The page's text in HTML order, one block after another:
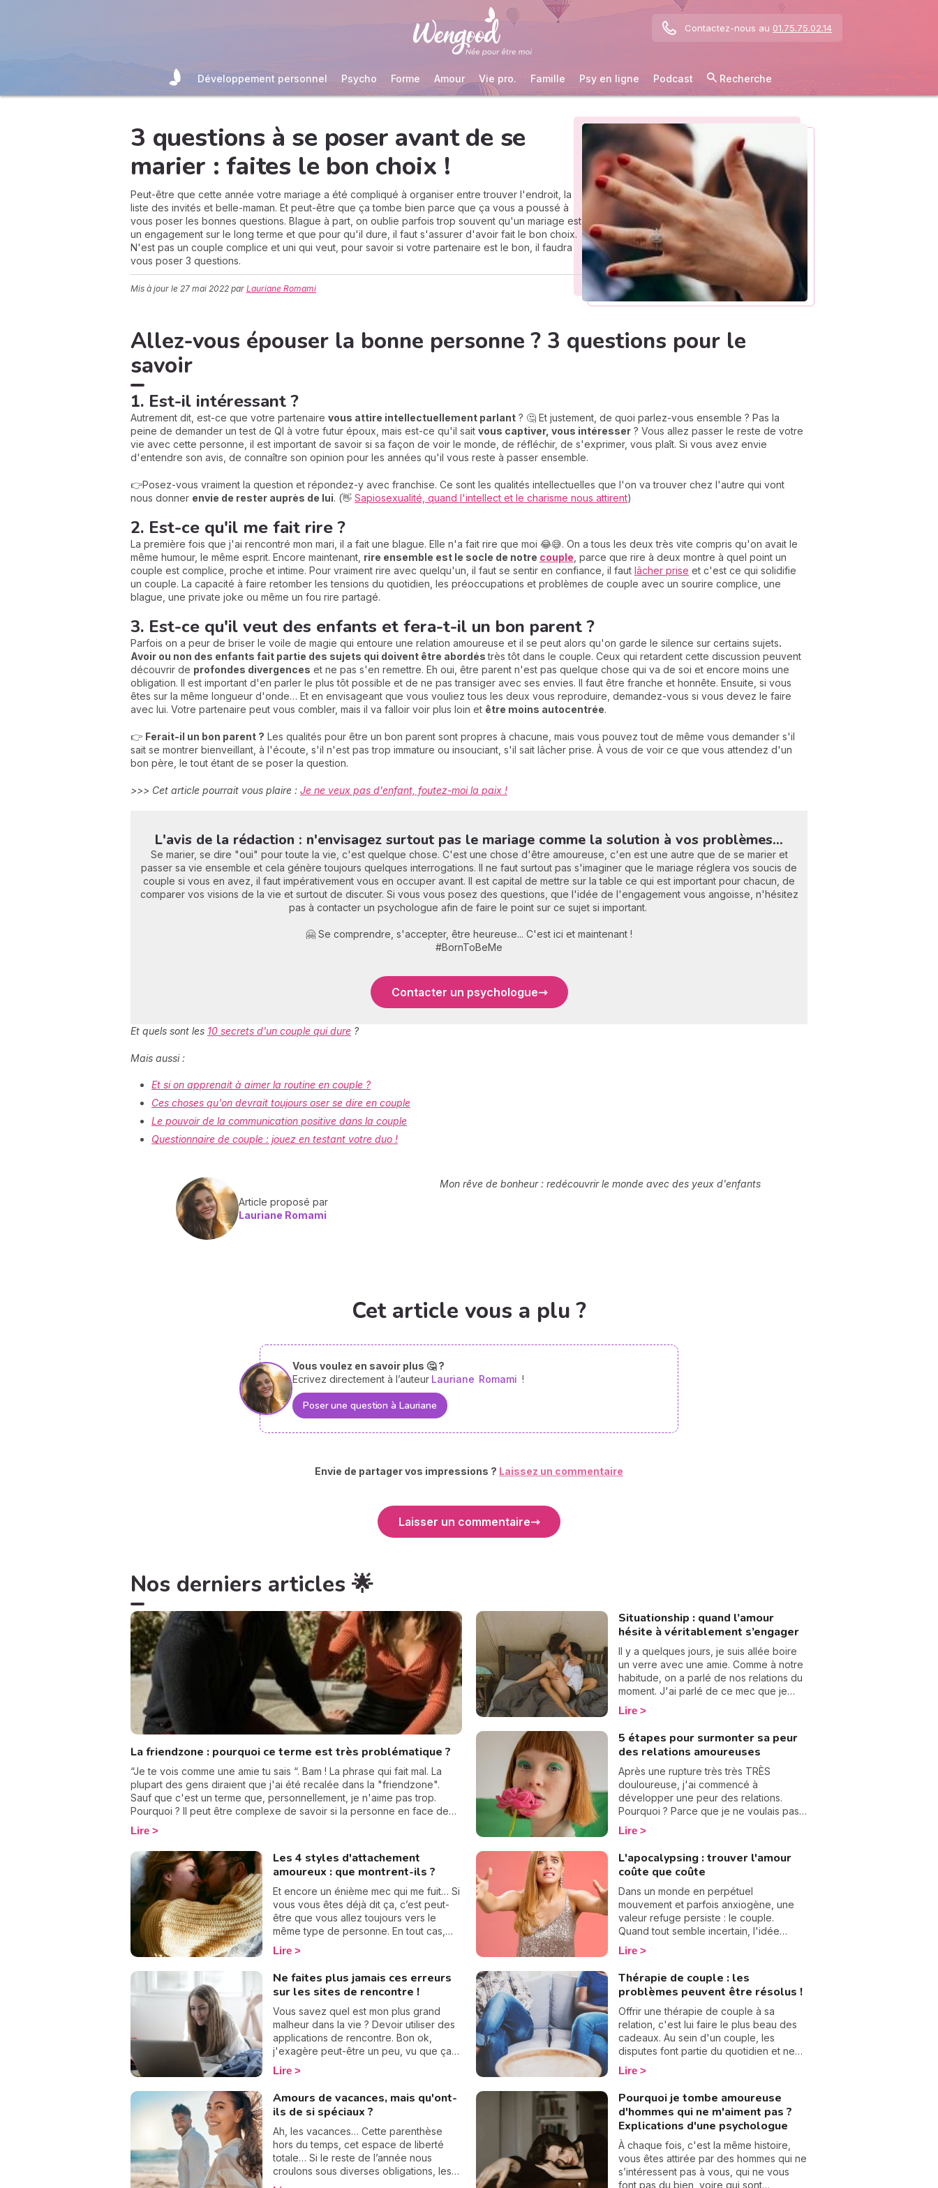
Contactez-nous au 01.75.75.02.14
Développement personnel Psycho Forme Amour Vie pro. Famille Psy en ligne Podcast Recherche
3 questions à se poser avant de se
marier : faites le bon choix !
Peut-être que cette année votre mariage a été compliqué à organiser entre trouver l'endroit, la
liste des invités et belle-maman. Et peut-être que ça tombe bien parce que ça vous a poussé à
vous poser les bonnes questions. Blague à part, on oublie parfois trop souvent qu'un mariage est
un engagement sur le long terme et que pour qu'il dure, il faut s'assurer d'avoir fait le bon choix.
N'est pas un couple complice et uni qui veut, pour savoir si votre partenaire est le bon, il faudra
vous poser 3 questions.
Mis à jour le 27 mai 2022 par Lauriane Romami
Allez-vous épouser la bonne personne ? 3 questions pour le
savoir
1. Est-il intéressant ?
Autrement dit, est-ce que votre partenaire vous attire intellectuellement parlant ? 🤔 Et justement, de quoi parlez-vous ensemble ? Pas la
peine de demander un test de QI à votre futur époux, mais est-ce qu'il sait vous captiver, vous intéresser ? Vous allez passer le reste de votre
vie avec cette personne, il est important de savoir si sa façon de voir le monde, de réfléchir, de s'exprimer, vous plaît. Si vous avez envie
d'entendre son avis, de connaître son opinion pour les années qu'il vous reste à passer ensemble.
👉Posez-vous vraiment la question et répondez-y avec franchise. Ce sont les qualités intellectuelles que l'on va trouver chez l'autre qui vont
nous donner envie de rester auprès de lui. (👋 Sapiosexualité, quand l'intellect et le charisme nous attirent)
2. Est-ce qu'il me fait rire ?
La première fois que j'ai rencontré mon mari, il a fait une blague. Elle n'a fait rire que moi 😂😅. On a tous les deux très vite compris qu'on avait le
même humour, le même esprit. Encore maintenant, rire ensemble est le socle de notre couple , parce que rire à deux montre à quel point un
couple est complice, proche et intime. Pour vraiment rire avec quelqu'un, il faut se sentir en confiance, il faut lâcher prise et c'est ce qui solidifie
un couple. La capacité à faire retomber les tensions du quotidien, les préoccupations et problèmes de couple avec un sourire complice, une
blague, une private joke ou même un fou rire partagé.
3. Est-ce qu'il veut des enfants et fera-t-il un bon parent ?
Parfois on a peur de briser le voile de magie qui entoure une relation amoureuse et il se peut alors qu'on garde le silence sur certains sujets.
Avoir ou non des enfants fait partie des sujets qui doivent être abordéstrès tôt dans le couple. Ceux qui retardent cette discussion peuvent
découvrir de profondes divergences et ne pas s'en remettre. Eh oui, être parent n'est pas quelque chose qui va de soi et encore moins une
obligation. Il est important d'en parler le plus tôt possible et de ne pas transiger avec ses envies. Il faut être franche et honnête. Ensuite, si vous
êtes sur la même longueur d'onde… Et en envisageant que vous vouliez tous les deux vous reproduire, demandez-vous si vous devez le faire
avec lui. Votre partenaire peut vous combler, mais il va falloir voir plus loin et être moins autocentrée.
👉 Ferait-il un bon parent ? Les qualités pour être un bon parent sont propres à chacune, mais vous pouvez tout de même vous demander s'il
sait se montrer bienveillant, à l'écoute, s'il n'est pas trop immature ou insouciant, s'il sait lâcher prise. À vous de voir ce que vous attendez d'un
bon père, le tout étant de se poser la question.
>>> Cet article pourrait vous plaire : Je ne veux pas d'enfant, foutez-moi la paix !
L'avis de la rédaction : n'envisagez surtout pas le mariage comme la solution à vos problèmes...
Se marier, se dire "oui" pour toute la vie, c'est quelque chose. C'est une chose d'être amoureuse, c'en est une autre que de se marier et
passer sa vie ensemble et cela génère toujours quelques interrogations. Il ne faut surtout pas s'imaginer que le mariage réglera vos soucis de
couple si vous en avez, il faut impérativement vous en occuper avant. Il est capital de mettre sur la table ce qui est important pour chacun, de
comparer vos visions de la vie et surtout de discuter. Si vous vous posez des questions, que l'idée de l'engagement vous angoisse, n'hésitez
pas à contacter un psychologue afin de faire le point sur ce sujet si important.
🤗 Se comprendre, s'accepter, être heureuse... C'est ici et maintenant !
#BornToBeMe
Contacter un psychologue
Et quels sont les 10 secrets d'un couple qui dure ?
Mais aussi :
Et si on apprenait à aimer la routine en couple ?
Ces choses qu'on devrait toujours oser se dire en couple
Le pouvoir de la communication positive dans la couple
Questionnaire de couple : jouez en testant votre duo !
Article proposé par
Lauriane Romami
Mon rêve de bonheur : redécouvrir le monde avec des yeux d'enfants
Cet article vous a plu ?
Vous voulez en savoir plus 🤔 ?
Ecrivez directement à l’auteur Lauriane Romami !
Poser une question à Lauriane
Envie de partager vos impressions ? Laissez un commentaire
Laisser un commentaire
Nos derniers articles 🌟
La friendzone : pourquoi ce terme est très problématique ?
“Je te vois comme une amie tu sais “. Bam ! La phrase qui fait mal. La
plupart des gens diraient que j'ai été recalée dans la "friendzone".
Sauf que c'est un terme que, personnellement, je n'aime pas trop.
Pourquoi ? Il peut être complexe de savoir si la personne en face de
nous est attiré par nous, mais pitié, cessons de parler de friendzone. Je
vous explique.
Lire
Situationship : quand l’amour
hésite à véritablement s’engager
Il y a quelques jours, je suis allée boire
un verre avec une amie. Comme à notre
habitude, on a parlé de nos relations du
moment. J'ai parlé de ce mec que je
vois deux puis 2 / 3 mois, mais avec
lequel ça n'évolue pas. En fait, en
discutant avec elle, j'ai réalisé que
j'étais en train de vivre mon pire
cauchemar du dating : la "situationship".
Si vous ne connaissez pas, je vous
explique tout !
Lire
5 étapes pour surmonter sa peur
des relations amoureuses
Après une rupture très très TRÈS
douloureuse, j'ai commencé à
développer une peur des relations.
Pourquoi ? Parce que je ne voulais pas
revivre la souffrance que j'avais vécue
et d'être à nouveau abandonnée... Sauf
s'empêcher de vivre de nouvelles
expériences amoureuses n'était pas la
solution. J'ai réussi à surmonter ma peur
de l'amour à deux, alors je vais vous
expliquer comment faire si vous vivez
cela. Explication.
Lire
Les 4 styles d'attachement
amoureux : que montrent-ils ?
Et encore un énième mec qui me fuit… Si
vous vous êtes déjà dit ça, c’est peut-
être que vous allez toujours vers le
même type de personne. En tout cas,
moi j’en ai longtemps fait le constat.
J’avais aussi remarqué que j’étais
toujours dans le doute de la relation, ce
qui conduisait à un échec… Ces
comportements traduisent un style
d’attachement amoureux assez opposé.
Mais tiens, qu’est-ce que c’est un style
d’attachement ? Que montre-t-il ? Les
connaître peut nous aider à en
et nos relations. Explication.
Lire
L'apocalypsing : trouver l'amour
coûte que coûte
Dans un monde en perpétuel
mouvement et parfois anxiogène, une
valeur refuge persiste : le couple.
Quand tout semble incertain, l'idée
d'être deux rassure ; on se dit qu'on
sera plus fort ensemble. Pourtant, cette
quête éperdue de sécurité affective
peut mener à une tendance relationnelle
toxique : l'apocalypsing. Face à la peur
de la solitude ou à la "dating fatigue"
(l'épuisement lié aux rencontres), le
couple apparaît comme le Graal absolu.
Certains tentent alors coûte que coûte
les étapes et à s'oublier en chemin.
Lire
Ne faites plus jamais ces erreurs
sur les sites de rencontre !
Vous savez quel est mon plus grand
malheur dans la vie ? Devoir utiliser des
applications de rencontre. Bon ok,
j'exagère peut-être un peu, vu que ça
m'a permis de vivre de belles histoires,
mais ça reste un univers qui a des codes
Tinder, Hinge, Bumble, OkCupid, et bien
d'autres, je vais vous donner les 5
erreurs à éviter absolument sur les
applications de rencontre.
Lire
Thérapie de couple : les
problèmes peuvent être résolus !
Offrir une thérapie de couple à sa
relation, c'est lui faire le plus beau des
cadeaux. Au sein d'un couple, les
disputes font partie du quotidien et ne
nécessitent pas toujours l'intervention
d'un professionnel. Cependant, certains
qu'il devient difficile, voire impossible,
de les surmonter seuls. C'est là que
consulter un psychologue de couple
devient un véritable présent que l'on
s'offre mutuellement : un espace pour
se reconstruire, se comprendre et
raviver la flamme.
Lire
Amours de vacances, mais qu'ont-
ils de si spéciaux ?
Ah, les vacances… Cette parenthèse
hors du temps, cet espace de liberté
totale… Si le reste de l’année nous
croulons sous diverses obligations, les
vacances sont le moment de se
Pourquoi je tombe amoureuse
d'hommes qui ne m'aiment pas ?
Explications d'une psychologue
À chaque fois, c'est la même histoire,
vous êtes attirée par des hommes qui ne
s’intéressent pas à vous, qui ne vous
font pas du bien, voire qui sont